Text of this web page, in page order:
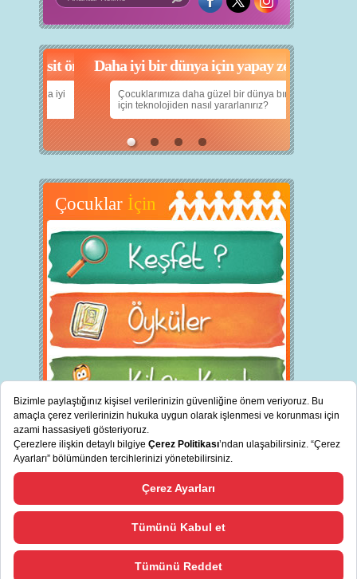
5 basit öneri
daha iyi
Daha iyi bir dünya için yapay zekâ
Çocuklarımıza daha güzel bir dünya bırakabilmek
için teknolojiden nasıl yararlanırız?
Çocuklar İçin
cevreciyiz.com Türkiye’nin sürdürülebilir bankası TSKB tarafından
desteklenmektedir."